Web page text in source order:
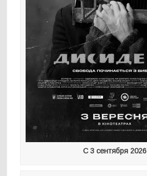
С 3 сентября 2026